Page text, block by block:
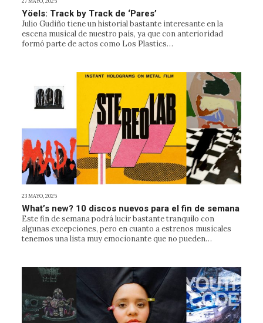
Yöels: Track by Track de ‘Pares’
Julio Gudiño tiene un historial bastante interesante en la
escena musical de nuestro país, ya que con anterioridad
formó parte de actos como Los Plastics…
23 MAYO, 2025
What’s new? 10 discos nuevos para el fin de semana
Este fin de semana podrá lucir bastante tranquilo con
algunas excepciones, pero en cuanto a estrenos musicales
tenemos una lista muy emocionante que no pueden…